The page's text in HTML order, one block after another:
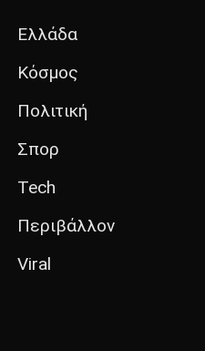
Ελλάδα
Κόσμος
Πολιτική
Σπορ
Tech
Περιβάλλον
Viral